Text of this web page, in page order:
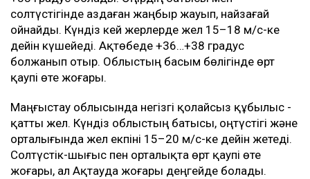
солтүстігінде аздаған жаңбыр жауып, найзағай
ойнайды. Күндіз кей жерлерде жел 15–18 м/с-ке
дейін күшейеді. Ақтөбеде +36…+38 градус
болжанып отыр. Облыстың басым бөлігінде өрт
қаупі өте жоғары.
Маңғыстау облысында негізгі қолайсыз құбылыс -
қатты жел. Күндіз облыстың батысы, оңтүстігі және
орталығында жел екпіні 15–20 м/с-ке дейін жетеді.
Солтүстік-шығыс пен орталықта өрт қаупі өте
жоғары, ал Ақтауда жоғары деңгейде болады.